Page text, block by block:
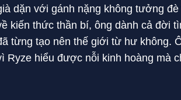
dặn với gánh nặng không tưởng
kiến thức thần bí, ông dành cả đời
từng tạo nên thế giới từ hư không.
Ryze hiểu được nỗi kinh hoàng mà